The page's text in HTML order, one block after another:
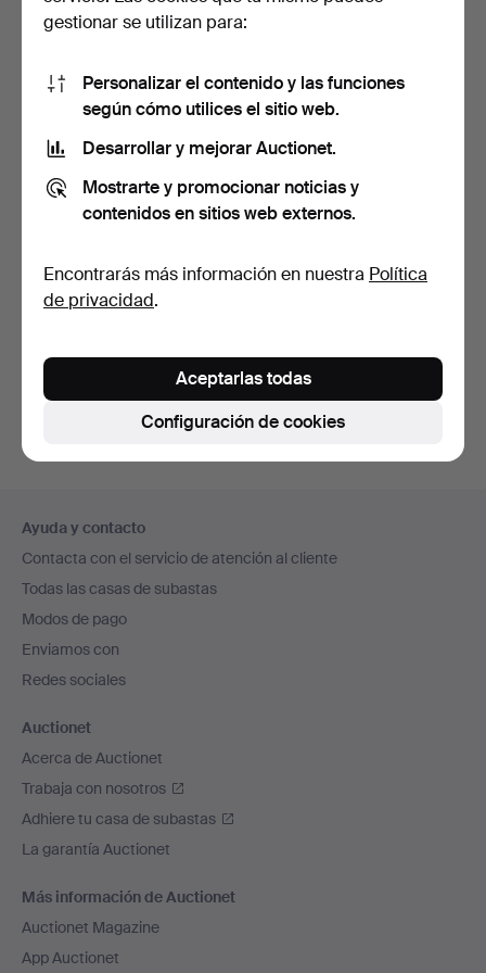
Litografía, 2/200, "Eld", fi…
Suscribir búsqueda
También puedes buscar ennuestro archivo de
subastas concluidas.
en
el
pie
de
página
Ayuda y contacto
Contacta con el servicio de atención al cliente
Todas las casas de subastas
Modos de pago
Enviamos con
Redes sociales
Auctionet
Acerca de Auctionet
Trabaja con nosotros
Adhiere tu casa de subastas
La garantía Auctionet
Más información de Auctionet
Auctionet Magazine
App Auctionet
gestionar se utilizan para:
Personalizar el contenido y las funciones
según cómo utilices el sitio web.
Desarrollar y mejorar Auctionet.
Mostrarte y promocionar noticias y
contenidos en sitios web externos.
Encontrarás más información en nuestra Política
de privacidad.
Configuración de cookies
Aceptarlas todas